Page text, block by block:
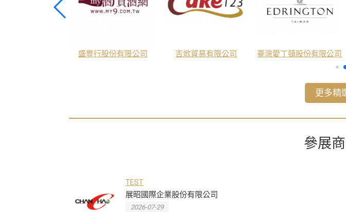
盛豐行股份有限公司 吉焮貿易有限公司 臺灣愛丁頓股份有限公司
更多精
參展
TEST
展昭國際企業股份有限公司
2026-07-29